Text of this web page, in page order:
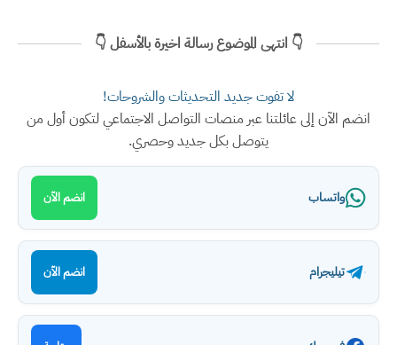
👇 انتهى الموضوع رسالة اخيرة بالأسفل 👇
لا تفوت جديد التحديثات والشروحات!
انضم الآن إلى عائلتنا عبر منصات التواصل الاجتماعي لتكون أول من
يتوصل بكل جديد وحصري.
واتساب انضم الآن
تيليجرام انضم الآن